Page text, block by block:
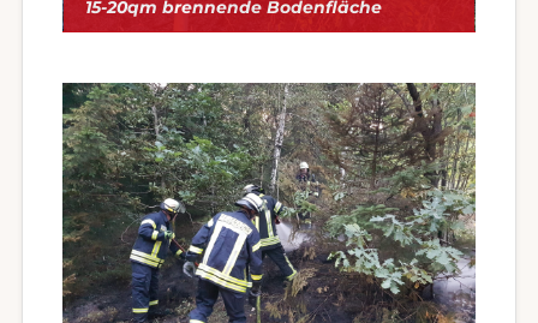
15-20qm brennende Bodenfläche